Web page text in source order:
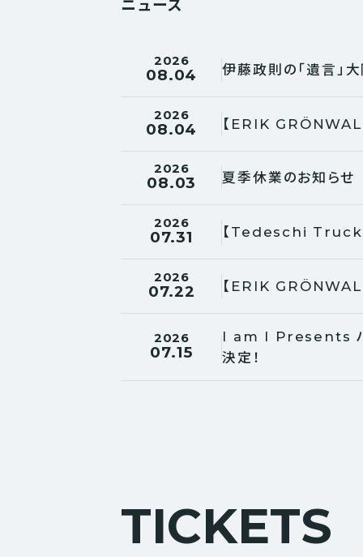
ニュース
2026
08.04 伊藤政則の「遺言」
2026
08.04 【ERIK
2026
08.03 夏季休業のお知らせ
2026
07.31 【Tedeschi Trucks
2026
07.22 【ERIK
2026
07.15
I am I Presents ハ
決定！
TICKETS